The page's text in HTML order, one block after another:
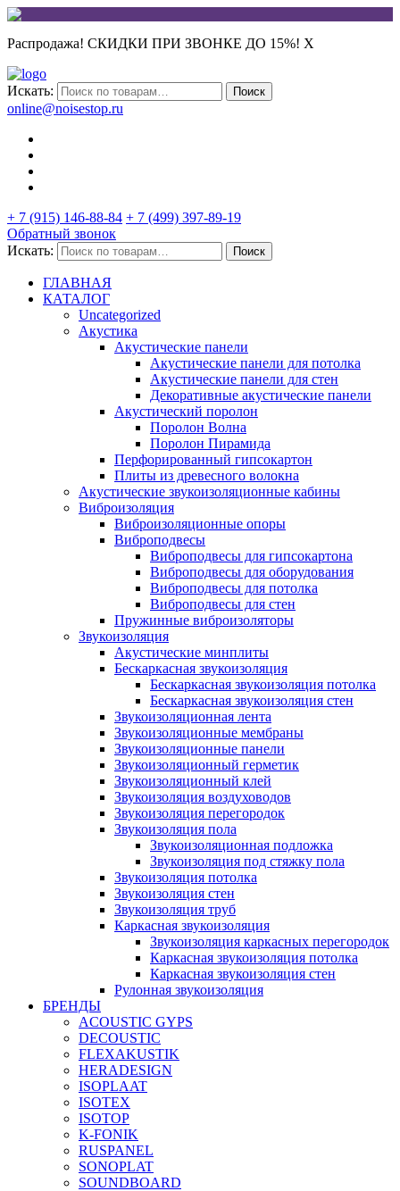
Распродажа! СКИДКИ ПРИ ЗВОНКЕ ДО 15%! X
Искать: Поиск
online@noisestop.ru
+ 7 (915) 146-88-84 + 7 (499) 397-89-19
Обратный звонок
Искать:
Поиск
ГЛАВНАЯ
КАТАЛОГ
Uncategorized
Акустика
Акустические панели
Акустические панели для потолка
Акустические панели для стен
Декоративные акустические панели
Акустический поролон
Поролон Волна
Поролон Пирамида
Перфорированный гипсокартон
Плиты из древесного волокна
Акустические звукоизоляционные кабины
Виброизоляция
Виброизоляционные опоры
Виброподвесы
Виброподвесы для гипсокартона
Виброподвесы для оборудования
Виброподвесы для потолка
Виброподвесы для стен
Пружинные виброизоляторы
Звукоизоляция
Акустические минплиты
Бескаркасная звукоизоляция
Бескаркасная звукоизоляция потолка
Бескаркасная звукоизоляция стен
Звукоизоляционная лента
Звукоизоляционные мембраны
Звукоизоляционные панели
Звукоизоляционный герметик
Звукоизоляционный клей
Звукоизоляция воздуховодов
Звукоизоляция перегородок
Звукоизоляция пола
Звукоизоляционная подложка
Звукоизоляция под стяжку пола
Звукоизоляция потолка
Звукоизоляция стен
Звукоизоляция труб
Каркасная звукоизоляция
Звукоизоляция каркасных перегородок
Каркасная звукоизоляция потолка
Каркасная звукоизоляция стен
Рулонная звукоизоляция
БРЕНДЫ
ACOUSTIC GYPS
DECOUSTIC
FLEXAKUSTIK
HERADESIGN
ISOPLAAT
ISOTEX
ISOTOP
K-FONIK
RUSPANEL
SONOPLAT
SOUNDBOARD